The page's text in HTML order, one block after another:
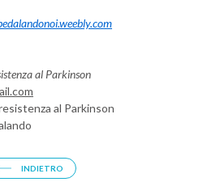
al Parkinson
al Parkinson
INDIETRO